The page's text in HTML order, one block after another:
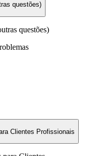
questões)
questões)
Clientes Profissionais